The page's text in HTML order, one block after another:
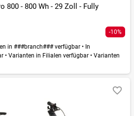
800 - 800 Wh - 29 Zoll - Fully
-10%
in ###branch### verfügbar • In
• Varianten in Filialen verfügbar • Varianten